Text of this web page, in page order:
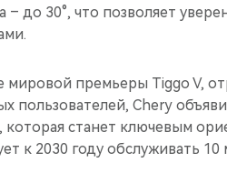
– до 30°, что позволяет
мировой премьеры Tiggo V,
пользователей, Chery
которая станет ключевым
к 2030 году обслуживать